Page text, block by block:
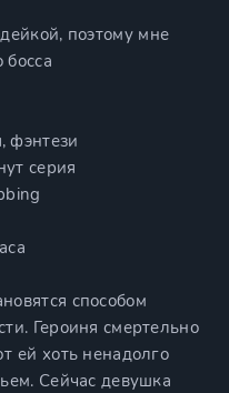
поэтому мне
фэнтези
серия
способом
Героиня смертельно
ей хоть ненадолго
Сейчас девушка